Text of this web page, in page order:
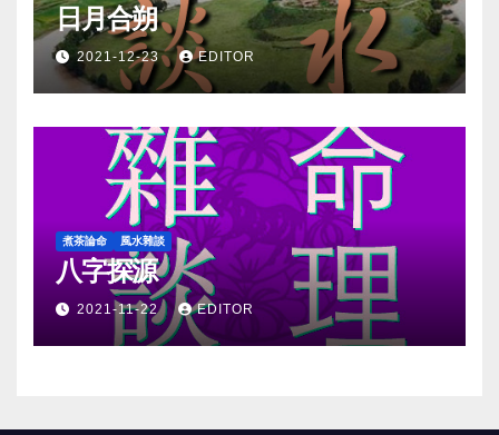
日月合朔
2021-12-23 EDITOR
煮茶論命 風水雜談
八字探源
2021-11-22 EDITOR